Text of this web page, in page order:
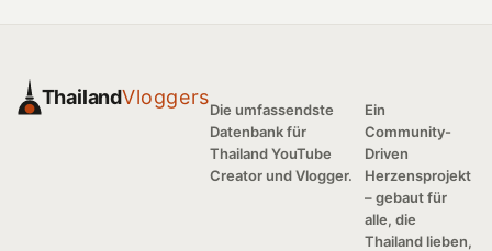
ThailandVloggers
Die umfassendste
Datenbank für
Thailand YouTube
Creator und Vlogger.
Ein
Community-
Driven
Herzensprojekt
– gebaut für
alle, die
Thailand lieben,